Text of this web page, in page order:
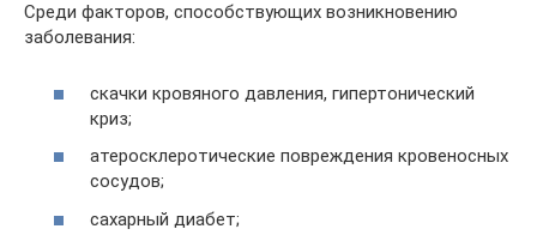
Среди факторов, способствующих возникновению
заболевания:
скачки кровяного давления, гипертонический
криз;
атеросклеротические повреждения кровеносных
сосудов;
сахарный диабет;